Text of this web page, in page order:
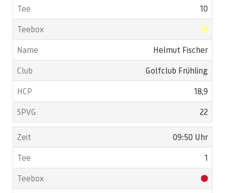
10
Helmut Fischer
Golfclub Frühling
18,9
22
09:50 Uhr
1